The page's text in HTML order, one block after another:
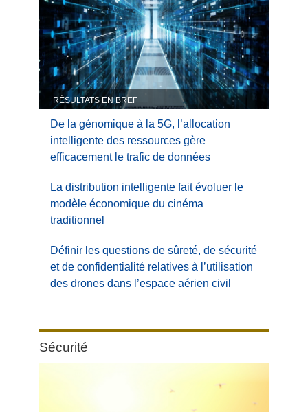
RÉSULTATS EN BREF
De la génomique à la 5G, l’allocation
intelligente des ressources gère
efficacement le trafic de données
La distribution intelligente fait évoluer le
modèle économique du cinéma
traditionnel
Définir les questions de sûreté, de sécurité
et de confidentialité relatives à l’utilisation
des drones dans l’espace aérien civil
Category:
Sécurité
Sécurité